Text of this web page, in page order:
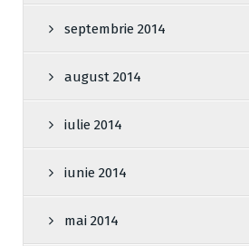
septembrie 2014
august 2014
iulie 2014
iunie 2014
mai 2014